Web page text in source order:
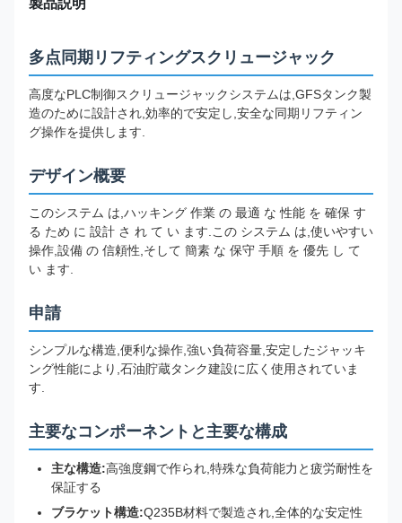
多点同期リフティングスクリュージャック
高度なPLC制御スクリュージャックシステムは,GFSタンク製
造のために設計され,効率的で安定し,安全な同期リフティン
グ操作を提供します.
デザイン概要
このシステム は,ハッキング 作業 の 最適 な 性能 を 確保 す
る ため に 設計 さ れ て い ます.この システム は,使いやすい
操作,設備 の 信頼性,そして 簡素 な 保守 手順 を 優先 し て
い ます.
申請
シンプルな構造,便利な操作,強い負荷容量,安定したジャッキ
ング性能により,石油貯蔵タンク建設に広く使用されていま
す.
主要なコンポーネントと主要な構成
主な構造:高強度鋼で作られ,特殊な負荷能力と疲労耐性を
保証する
ブラケット構造:Q235B材料で製造され,全体的な安定性